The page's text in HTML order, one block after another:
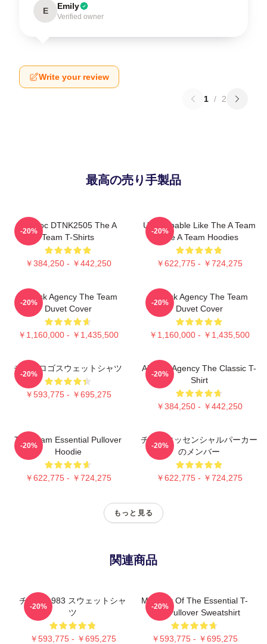
E Emily
Verified owner
Write your review
1 / 2
最高の売り手製品
Murdoc DTNK2505 The A
Team T-Shirts
￥384,250 - ￥442,250
-20%
Unstoppable Like The A Team
The A Team Hoodies
￥622,775 - ￥724,275
-20%
All-Risk Agency The Team
Duvet Cover
￥1,160,000 - ￥1,435,500
-20%
All Risk Agency The Team
Duvet Cover
￥1,160,000 - ￥1,435,500
-20%
チームロゴスウェットシャツ
￥593,775 - ￥695,275
-20%
All-Risk Agency The Classic T-
Shirt
￥384,250 - ￥442,250
-20%
The Team Essential Pullover
Hoodie
￥622,775 - ￥724,275
-20%
チームエッセンシャルパーカー
のメンバー
￥622,775 - ￥724,275
-20%
もっと見る
関連商品
チーム 1983 スウェットシャ
ツ
￥593,775 - ￥695,275
-20%
Member Of The Essential T-
Shirt Pullover Sweatshirt
￥593,775 - ￥695,275
-20%